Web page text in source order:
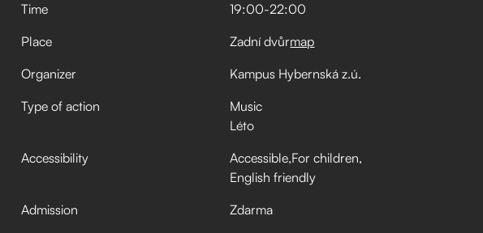
Time
19:00-22:00
Place
Zadní dvůrmap
Organizer
Kampus Hybernská z.ú.
Type of action
Music
Léto
Accessibility
Accessible For children
English friendly
Admission
Zdarma